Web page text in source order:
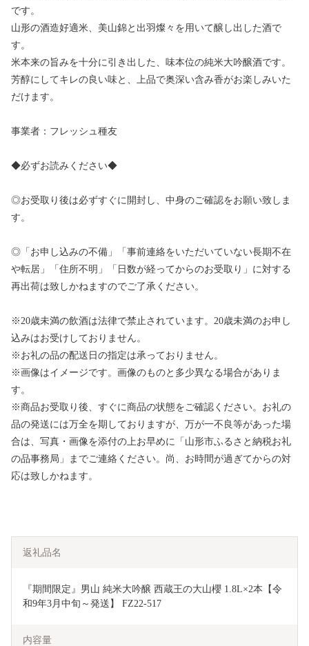
です。
山形の酒造好適米、美山錦と出羽燦々を用いて醸し出した酒で
す。
米本来の旨みを十分に引き出した、味本位の純米大吟醸酒です。
芳醇にしてキレの良い味と、上品で奥深い含み香がお楽しみいた
だけます。
事業者：フレッシュ種友
◆必ずお読みください◆
◎お受取り後は必ずすぐに開封し、中身のご確認をお願い致しま
す。
◎「お申し込みの不備」「事前連絡をいただいていない長期不在
や転居」「住所不明」「日数が経ってからのお受取り」に対する
再出荷は致しかねますのでご了承ください。
※20歳未満の飲酒は法律で禁止されています。20歳未満のお申し
込みはお受けしておりません。
※お礼の品の配送日の指定は承っておりません。
※画像はイメージです。画像のものと多少異なる場合がありま
す。
※商品お受取り後、すぐに商品の状態をご確認ください。お礼の
品の発送には万全を期しておりますが、万が一不良等があった場
合は、写真・画像を添付の上お早めに「山形市ふるさと納税お礼
の品事務局」までご連絡ください。尚、お時間が過ぎてからの対
応は致しかねます。
返礼品名
『期間限定』男山 純米大吟醸 西蔵王の大山櫻 1.8L×2本【令
和9年3月中旬～発送】 FZ22-517
内容量